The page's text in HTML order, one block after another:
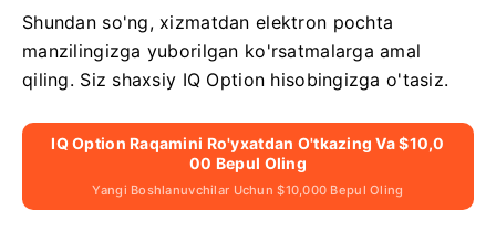
Shundan so'ng, xizmatdan elektron pochta
manzilingizga yuborilgan ko'rsatmalarga amal
qiling. Siz shaxsiy IQ Option hisobingizga o'tasiz.
IQ Option Raqamini Ro'yxatdan O'tkazing Va $10,0
00 Bepul Oling
Yangi Boshlanuvchilar Uchun $10,000 Bepul Oling